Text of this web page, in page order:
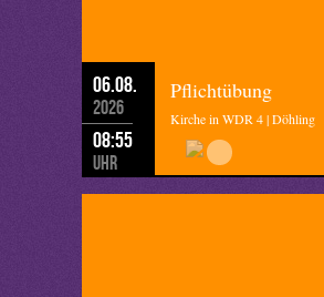
06.08.
2026
08:55
Uhr
Pflichtübung
Kirche in WDR 4 | Döhling